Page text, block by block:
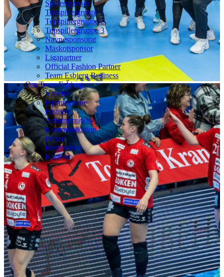
Spillersponsor
Topspillergruppe 1
Topspillergruppe 2
Topspillergruppe 3
Navnesponsorat
Maskotsponsor
Ligapartner
Official Fashion Partner
Team Esbjerg Business
Om Team Esbjerg
Værdier
Hjemmebane
Historie
Administration
Kommunikation
Presse
Bestyrelsen
Kontakt